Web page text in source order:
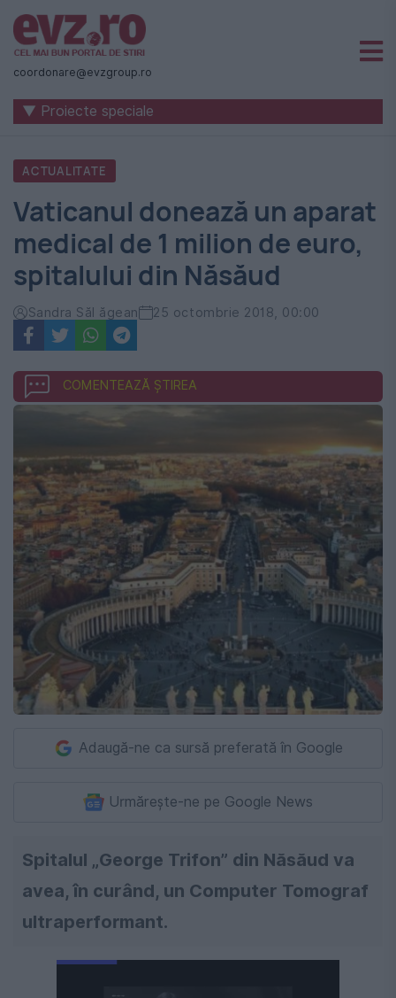
Știri
naționale
internaționale
România
-
Evenimentul
Zilei
coordonare@evzgroup.ro
▼ Proiecte speciale
ACTUALITATE
Vaticanul donează un aparat
medical de 1 milion de euro,
spitalului din Năsăud
Sandra Săl ăgean 25 octombrie 2018, 00:00
COMENTEAZĂ ȘTIREA
Adaugă-ne ca sursă preferată în Google
Urmărește-ne pe Google News
Spitalul „George Trifon” din Năsăud va
avea, în curând, un Computer Tomograf
ultraperformant.